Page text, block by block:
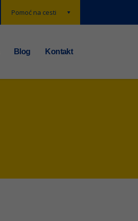
Pomoć na cesti
Blog Kontakt